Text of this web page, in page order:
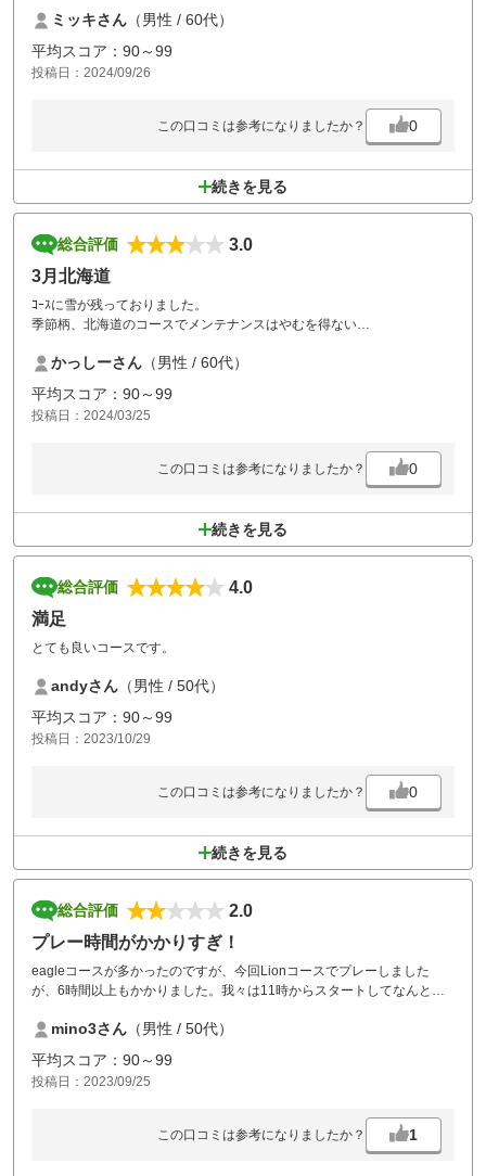
行くのを止めました。
知人がプレーして、前に戻ったみたいと聞いたので
プレーしました。
整備も良く、極端に詰まることもなく楽しくプレーさせて貰いました。
「スタッフの接客」を、２としたのは
お一人、接客にむいてないな と強く感じた方がいました。
その為に、楽しい気分が６割ダウンしました。
ミッキさん （男性 / 60代）
平均スコア：90～99
投稿日：2024/09/26
この口コミは参考になりましたか？ 0
続きを見る
総合評価
3.0
3月北海道
ｺｰｽに雪が残っておりました。
季節柄、北海道のコースでメンテナンスはやむを得ない
ｸﾞﾘｰﾝはめちゃめちゃ遅かったため、パターの感覚が・・・
かっしーさん （男性 / 60代）
平均スコア：90～99
投稿日：2024/03/25
この口コミは参考になりましたか？ 0
続きを見る
総合評価
4.0
満足
とても良いコースです。
andyさん （男性 / 50代）
平均スコア：90～99
投稿日：2023/10/29
この口コミは参考になりましたか？ 0
続きを見る
総合評価
2.0
プレー時間がかかりすぎ！
eagleコースが多かったのですが、今回Lionコースでプレーしました
が、6時間以上もかかりました。我々は11時からスタートしてなんとか
か、プレーが遅くなってる事に対しコースの人たちが声掛けするとかし
ないとプレーしていて嫌になりました。改善してもらえないなら行きた
くありません！
mino3さん （男性 / 50代）
平均スコア：90～99
投稿日：2023/09/25
この口コミは参考になりましたか？ 1